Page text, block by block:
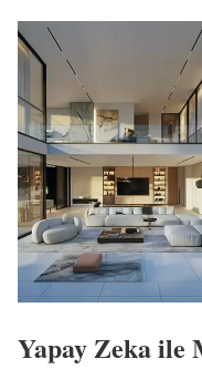
Yapay Zeka ile